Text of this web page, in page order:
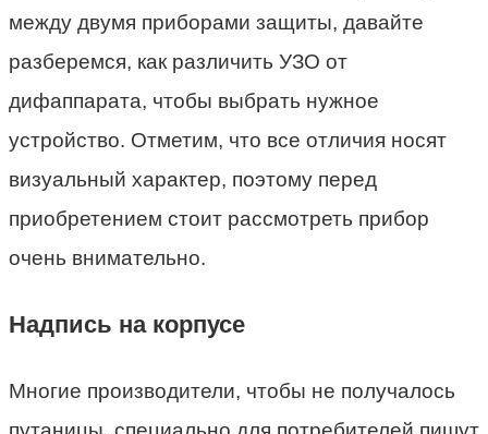
между двумя приборами защиты, давайте
разберемся, как различить УЗО от
дифаппарата, чтобы выбрать нужное
устройство. Отметим, что все отличия носят
визуальный характер, поэтому перед
приобретением стоит рассмотреть прибор
очень внимательно.
Надпись на корпусе
Многие производители, чтобы не получалось